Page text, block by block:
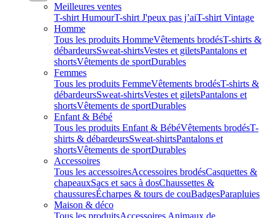
Meilleures ventes
T-shirt HumourT-shirt J'peux pas j’aiT-shirt Vintage
Homme
Tous les produits HommeVêtements brodésT-shirts &
débardeursSweat-shirtsVestes et giletsPantalons et
shortsVêtements de sportDurables
Femmes
Tous les produits FemmeVêtements brodésT-shirts &
débardeursSweat-shirtsVestes et giletsPantalons et
shortsVêtements de sportDurables
Enfant & Bébé
Tous les produits Enfant & BébéVêtements brodésT-
shirts & débardeursSweat-shirtsPantalons et
shortsVêtements de sportDurables
Accessoires
Tous les accessoiresAccessoires brodésCasquettes &
chapeauxSacs et sacs à dosChaussettes &
chaussuresÉcharpes & tours de couBadgesParapluies
Maison & déco
Tous les produitsAccessoires Animaux de